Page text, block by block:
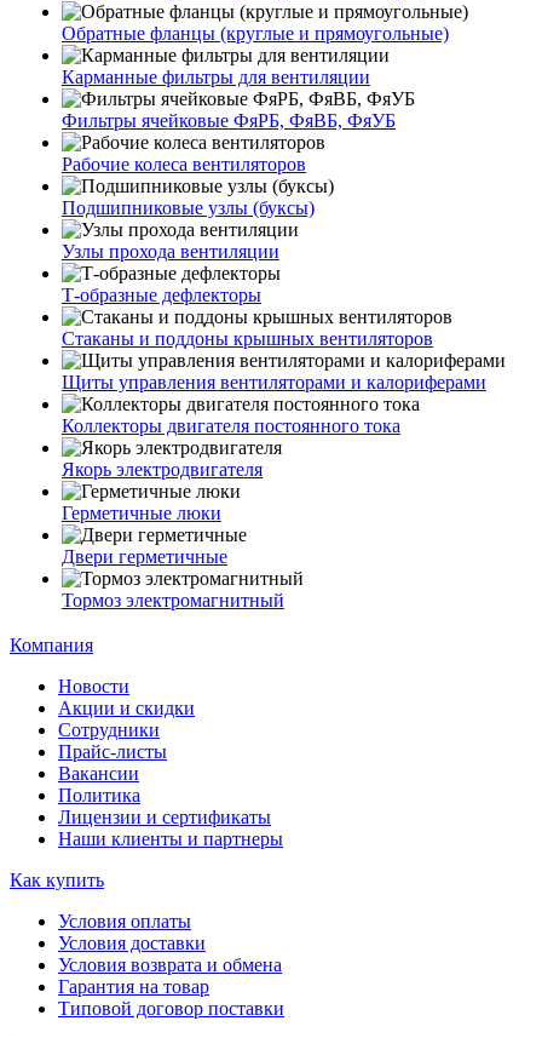
Обратные фланцы (круглые и прямоугольные)
Карманные фильтры для вентиляции
Фильтры ячейковые ФяРБ, ФяВБ, ФяУБ
Рабочие колеса вентиляторов
Подшипниковые узлы (буксы)
Узлы прохода вентиляции
Т-образные дефлекторы
Стаканы и поддоны крышных вентиляторов
Щиты управления вентиляторами и калориферами
Коллекторы двигателя постоянного тока
Якорь электродвигателя
Герметичные люки
Двери герметичные
Тормоз электромагнитный
Компания
Новости
Акции и скидки
Сотрудники
Прайс-листы
Вакансии
Политика
Лицензии и сертификаты
Наши клиенты и партнеры
Как купить
Условия оплаты
Условия доставки
Условия возврата и обмена
Гарантия на товар
Типовой договор поставки